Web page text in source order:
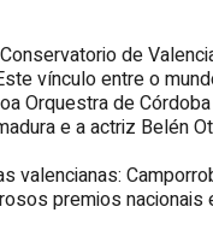
de
vínculo entre o
Orquestra de
e a actriz Belén
valencianas:
premios nacionais